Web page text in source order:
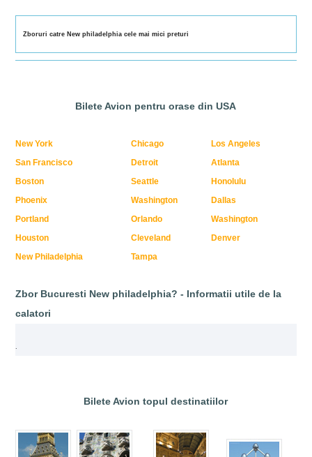
Zboruri catre New philadelphia cele mai mici preturi
Bilete Avion pentru orase din USA
New York Chicago
Los Angeles
San Francisco
Detroit
Atlanta
Boston
Seattle
Honolulu
Phoenix
Washington
Dallas
Portland
Orlando
Washington
Houston
Cleveland
Denver
New Philadelphia
Tampa
Zbor Bucuresti New philadelphia? - Informatii utile de la
calatori
.
Bilete Avion topul destinatiilor